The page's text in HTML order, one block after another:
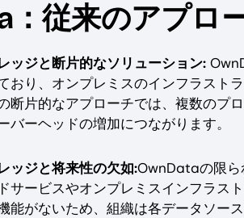
：従来のアプロ
ッジと断片的なソリューション:
おり、オンプレミスのインフラスト
断片的なアプローチでは、複数のプ
バーヘッドの増加につながります。
ッジと将来性の欠如:OwnDataの限ら
サービスやオンプレミスインフラス
能がないため、組織は各データソー